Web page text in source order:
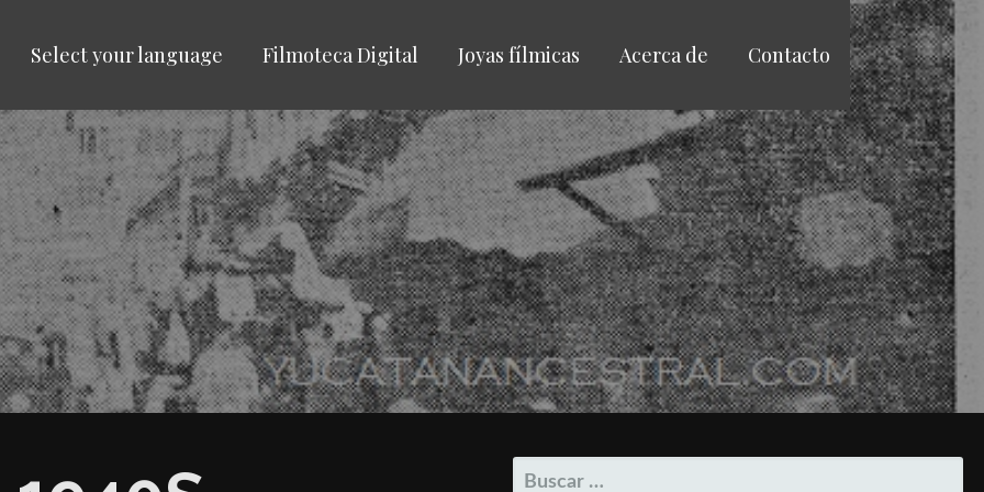
Select your language Filmoteca Digital Joyas fílmicas Acerca de Contacto
BUSCAR: